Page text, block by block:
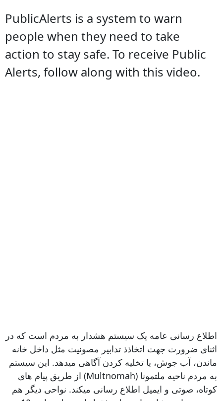
PublicAlerts is a system to warn
people when they need to take
action to stay safe. To receive Public
Alerts, follow along with this video.
اطلاع رسانی عامه یک سیستم هشدار به مردم است که در
اثنای ضرورت جهت اتخاذذ تدابیر مصونیت مثل داخل خانه
ماندن، آب جوش، یا تخلیه کردن آگاهی میدهد. این سیستم
به مردم ناحیه ملتمونا (Multnomah) از طریق پیام های
کوتاه، صوتی و ایمیل اطلاع رسانی میکند. نواحی دیگر هم